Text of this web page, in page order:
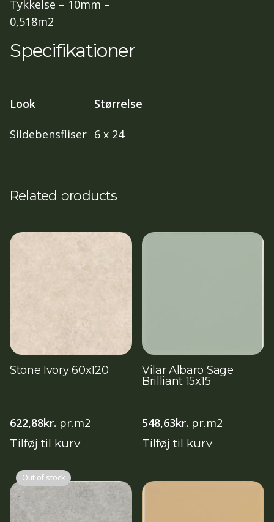
Tykkelse – 10mm –
0,518m2
Specifikationer
Look Størrelse
Sildebensfliser 6 x 24
Related products
Stone Ivory 60x120
622,88kr. pr.m2
Tilføj til kurv
Vilar Albaro Sage
Brilliant 15x15
548,63kr. pr.m2
Tilføj til kurv
Out of stock